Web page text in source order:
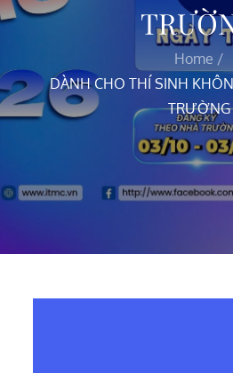
Home
DÀNH CHO THÍ SINH
TRƯỜNG